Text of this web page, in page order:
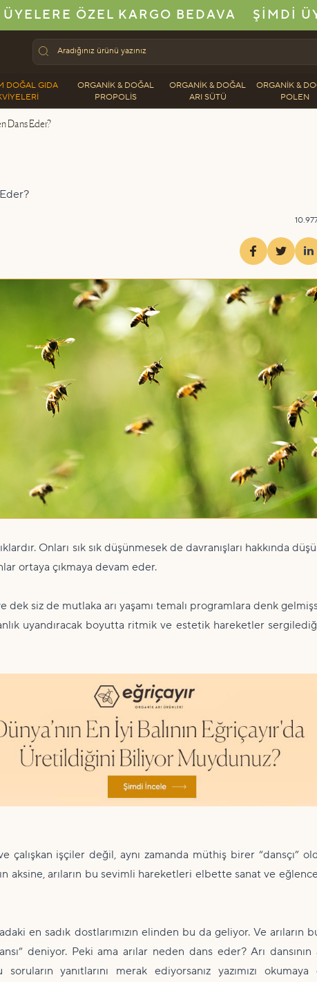
ÜYELERE ÖZEL KARGO BEDAVA ŞIMDI
DOĞAL GIDA
ORGANIK & DOĞAL
PROPOLIS
ORGANIK & DOĞAL
ARI SÜTÜ
ORGANIK &
POLEN
Dans Eder?
Onları sık sık düşünmesek de davranışları hakkında
ortaya çıkmaya devam eder.
dek siz de mutlaka arı yaşamı temalı programlara denk
uyandıracak boyutta ritmik ve estetik hareketler
çalışkan işçiler değil, aynı zamanda müthiş birer “dansçı”
aksine, arıların bu sevimli hareketleri elbette sanat ve eğlence
en sadık dostlarımızın elinden bu da geliyor. Ve arıların
deniyor. Peki ama arılar neden dans eder? Arı dansının
yanıtlarını merak ediyorsanız yazımızı okumaya